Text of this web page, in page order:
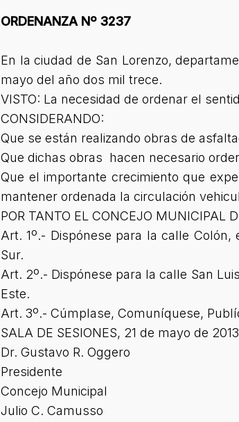
ORDENANZA Nº 3237
En la ciudad de San Lorenzo,
mayo del año dos mil trece.
VISTO: La necesidad de ordenar el
CONSIDERANDO:
Que se están realizando obras de
Que dichas obras hacen necesario
Que el importante crecimiento que
mantener ordenada la circulación
POR TANTO EL CONCEJO MUNICIPAL
Art. 1º.- Dispónese para la calle
Sur.
Art. 2º.- Dispónese para la calle San
Este.
Art. 3º.- Cúmplase, Comuníquese,
SALA DE SESIONES, 21 de mayo de
Dr. Gustavo R. Oggero
Presidente
Concejo Municipal
Julio C. Camusso